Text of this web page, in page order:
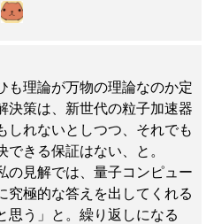
も理論が万物の理論なのか定
決策は、新世代の粒子加速器
しれないとしつつ、それでも
できる保証はない、と。
の見解では、量子コンピュー
究極的な答えを出してくれる
思う」と。繰り返しになる